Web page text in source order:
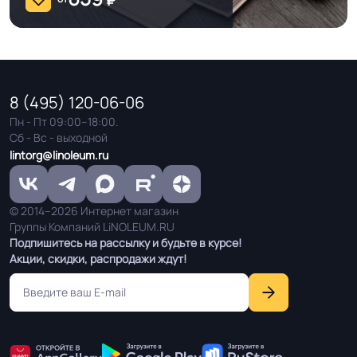
Подпишитесь на рассылку и будьте в курсе!
Акции, скидки, распродажи ждут!
8 (495) 120-06-06
Пн - Пт 09:00–18:00.
Сб - Вс - выходной
lintorg@linoleum.ru
© 2014–2026 Интернет магазин
Группы Компаний LiNOLEUM.RU